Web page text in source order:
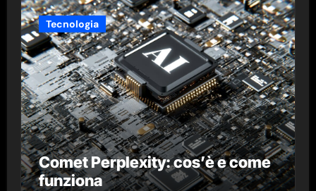
Tecnologia
Comet Perplexity: cos’è e come
funziona